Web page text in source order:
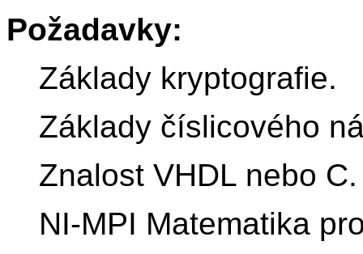
Požadavky:
Základy kryptografie.
Základy číslicového
Znalost VHDL nebo C.
NI-MPI Matematika